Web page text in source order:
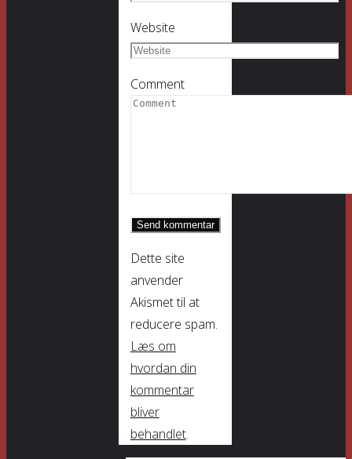
Website
Comment
Dette site
anvender
Akismet til at
reducere spam.
Læs om
hvordan din
kommentar
bliver
behandlet.